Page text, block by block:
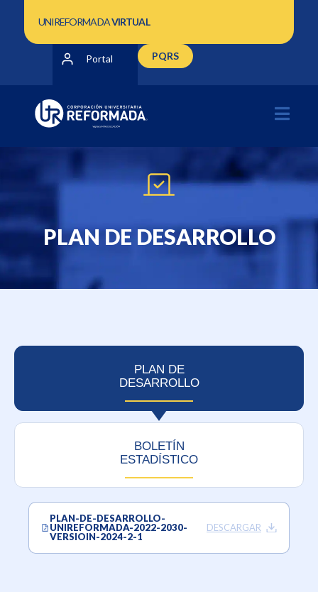
UNIREFORMADAVIRTUAL
Portal PQRS
PLAN DE DESARROLLO
PLAN DE
DESARROLLO
BOLETÍN
ESTADÍSTICO
PLAN-DE-DESARROLLO-
UNIREFORMADA-2022-2030-
VERSIOIN-2024-2-1